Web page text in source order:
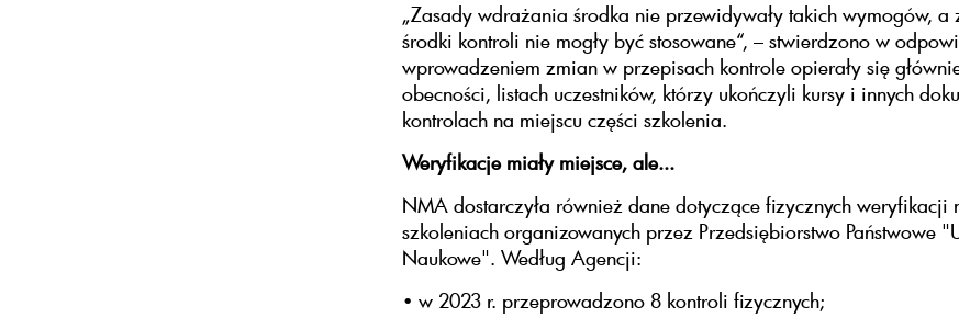
„Zasady wdrażania środka nie przewidywały takich wymogów, a
środki kontroli nie mogły być stosowane“, – stwierdzono w
wprowadzeniem zmian w przepisach kontrole opierały się
obecności, listach uczestników, którzy ukończyli kursy i innych
kontrolach na miejscu części szkolenia.
Weryfikacje miały miejsce, ale...
NMA dostarczyła również dane dotyczące fizycznych weryfikacji
szkoleniach organizowanych przez Przedsiębiorstwo Państwowe
Naukowe". Według Agencji:
• w 2023 r. przeprowadzono 8 kontroli fizycznych;